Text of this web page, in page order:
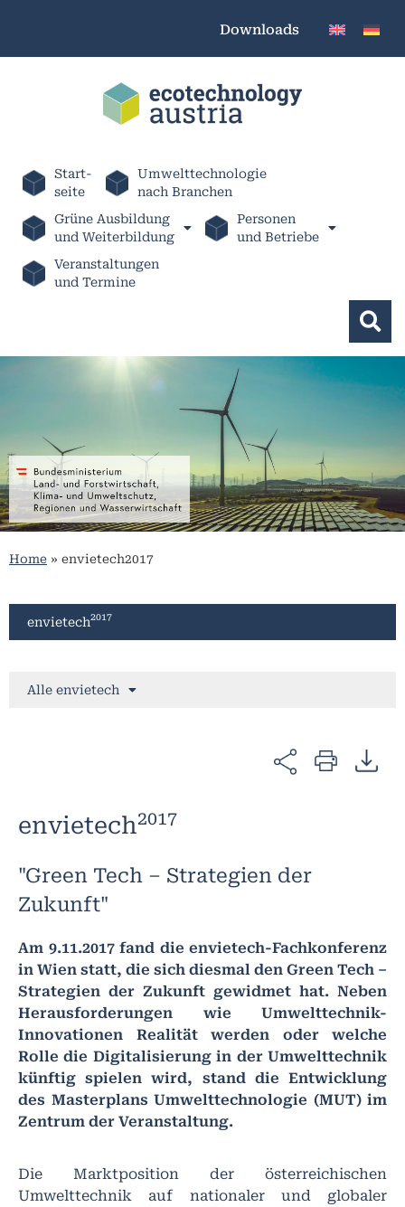
Downloads
Start-
seite
Umwelttechnologie
nach Branchen
Grüne Ausbildung
und Weiterbildung
Personen
und Betriebe
Veranstaltungen
und Termine
Home » envietech2017
envietech2017
Alle envietech
envietech2017
"Green Tech – Strategien der
Zukunft"
Am 9.11.2017 fand die envietech-Fachkonferenz
in Wien statt, die sich diesmal den Green Tech –
Strategien der Zukunft gewidmet hat. Neben
Herausforderungen wie Umwelttechnik-
Innovationen Realität werden oder welche
Rolle die Digitalisierung in der Umwelttechnik
künftig spielen wird, stand die Entwicklung
des Masterplans Umwelttechnologie (MUT) im
Zentrum der Veranstaltung.
Die Marktposition der österreichischen
Umwelttechnik auf nationaler und globaler